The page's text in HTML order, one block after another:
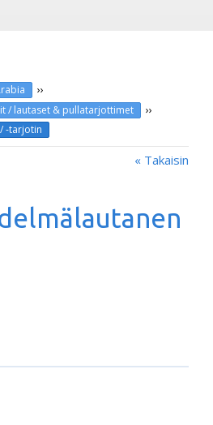
››
/ lautaset & pullatarjottimet ››
-tarjotin
« Takaisin